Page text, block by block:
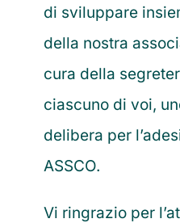
di sviluppare
della nostra
cura della
ciascuno di voi,
delibera per
ASSCO.
Vi ringrazio per